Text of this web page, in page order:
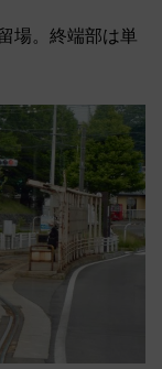
場。終端部は単